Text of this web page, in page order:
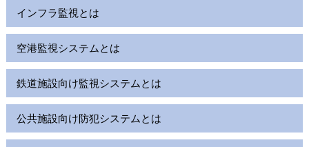
インフラ監視とは
空港監視システムとは
鉄道施設向け監視システムとは
公共施設向け防犯システムとは